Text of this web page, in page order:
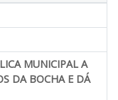
MUNICIPAL A
DA BOCHA E DÁ